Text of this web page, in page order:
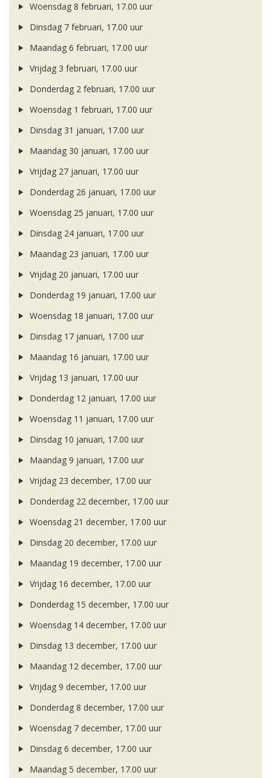
Woensdag 8 februari, 17.00 uur
Dinsdag 7 februari, 17.00 uur
Maandag 6 februari, 17.00 uur
Vrijdag 3 februari, 17.00 uur
Donderdag 2 februari, 17.00 uur
Woensdag 1 februari, 17.00 uur
Dinsdag 31 januari, 17.00 uur
Maandag 30 januari, 17.00 uur
Vrijdag 27 januari, 17.00 uur
Donderdag 26 januari, 17.00 uur
Woensdag 25 januari, 17.00 uur
Dinsdag 24 januari, 17.00 uur
Maandag 23 januari, 17.00 uur
Vrijdag 20 januari, 17.00 uur
Donderdag 19 januari, 17.00 uur
Woensdag 18 januari, 17.00 uur
Dinsdag 17 januari, 17.00 uur
Maandag 16 januari, 17.00 uur
Vrijdag 13 januari, 17.00 uur
Donderdag 12 januari, 17.00 uur
Woensdag 11 januari, 17.00 uur
Dinsdag 10 januari, 17.00 uur
Maandag 9 januari, 17.00 uur
Vrijdag 23 december, 17.00 uur
Donderdag 22 december, 17.00 uur
Woensdag 21 december, 17.00 uur
Dinsdag 20 december, 17.00 uur
Maandag 19 december, 17.00 uur
Vrijdag 16 december, 17.00 uur
Donderdag 15 december, 17.00 uur
Woensdag 14 december, 17.00 uur
Dinsdag 13 december, 17.00 uur
Maandag 12 december, 17.00 uur
Vrijdag 9 december, 17.00 uur
Donderdag 8 december, 17.00 uur
Woensdag 7 december, 17.00 uur
Dinsdag 6 december, 17.00 uur
Maandag 5 december, 17.00 uur